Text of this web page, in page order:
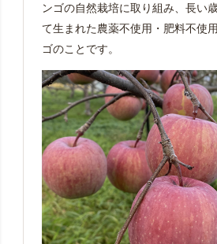
ンゴの自然栽培に取り組み、長い
て生まれた農薬不使用・肥料不使
ゴのことです。